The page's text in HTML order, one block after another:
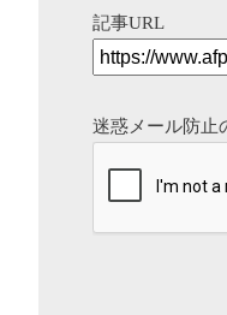
記事URL
迷惑メール防止